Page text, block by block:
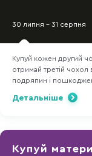
30 липня - 31 серпня
Купуй кожен другий
отримай третій чохол
подряпин і
Детальніше
Купуй